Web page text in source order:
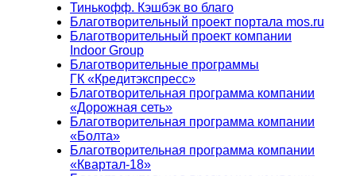
Тинькофф. Кэшбэк во благо
Благотворительный проект портала mos.ru
Благотворительный проект компании
Indoor Group
Благотворительные программы
ГК «Кредитэкспресс»
Благотворительная программа компании
«Дорожная сеть»
Благотворительная программа компании
«Болта»
Благотворительная программа компании
«Квартал-18»